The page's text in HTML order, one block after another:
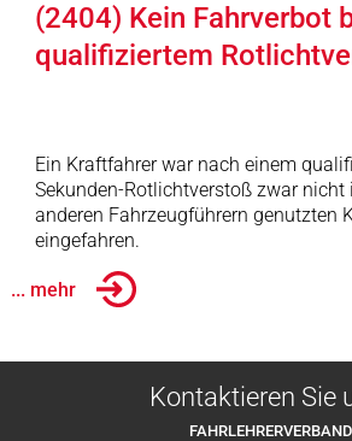
(2404) Kein Fahrverbot
qualifiziertem
Ein Kraftfahrer war nach einem
Sekunden-Rotlichtverstoß zwar nicht
anderen Fahrzeugführern genutzten
eingefahren.
... mehr
Kontaktieren Sie
FAHRLEHRERVERBAND